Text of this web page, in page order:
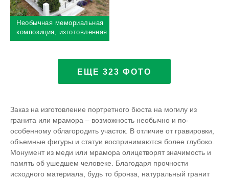
свитка надгробная плита с
основной информацией об
усопшем, а правее
располагается скамья с
деревянным сидением.
землёй.
Необычная мемориальная
композиция, изготовленная
преимущественно из
выполнено основание
ограды, надгробье, и
скульптура ангелочка,
прямоугольной формы,
вся информация о
покойном находится
сверху.
ЕЩЕ 323 ФОТО
Заказ на изготовление портретного бюста на могилу из
гранита или мрамора – возможность необычно и по-
особенному облагородить участок. В отличие от гравировки,
объемные фигуры и статуи воспринимаются более глубоко.
Монумент из меди или мрамора олицетворят значимость и
память об ушедшем человеке. Благодаря прочности
исходного материала, будь то бронза, натуральный гранит